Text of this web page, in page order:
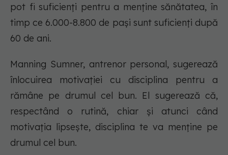
pot fi suficienți pentru a menține sănătatea, în
timp ce 6.000-8.800 de pași sunt suficienți după
60 de ani.
Manning Sumner, antrenor personal, sugerează
înlocuirea motivației cu disciplina pentru a
rămâne pe drumul cel bun. El sugerează că,
respectând o rutină, chiar și atunci când
motivația lipsește, disciplina te va menține pe
drumul cel bun.